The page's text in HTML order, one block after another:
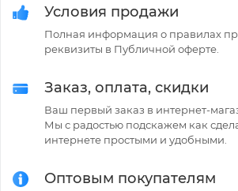
Условия продажи
Полная информация о правилах
реквизиты в Публичной оферте.
Заказ, оплата, скидки
Ваш первый заказ в интернет-
Мы с радостью подскажем как
интернете простыми и удобными.
Оптовым покупателям